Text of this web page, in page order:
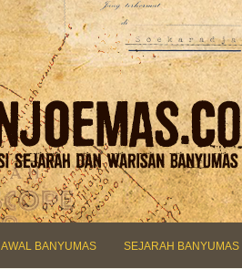
BANYUMAS SEJARAH BANYUMAS